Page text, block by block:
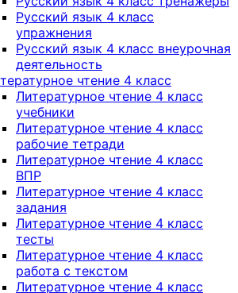
Русский язык 4 класс
упражнения
Русский язык 4 класс внеурочная
деятельность
чтение 4 класс
Литературное чтение 4 класс
учебники
Литературное чтение 4 класс
рабочие тетради
Литературное чтение 4 класс
ВПР
Литературное чтение 4 класс
задания
Литературное чтение 4 класс
тесты
Литературное чтение 4 класс
работа с текстом
Литературное чтение 4 класс